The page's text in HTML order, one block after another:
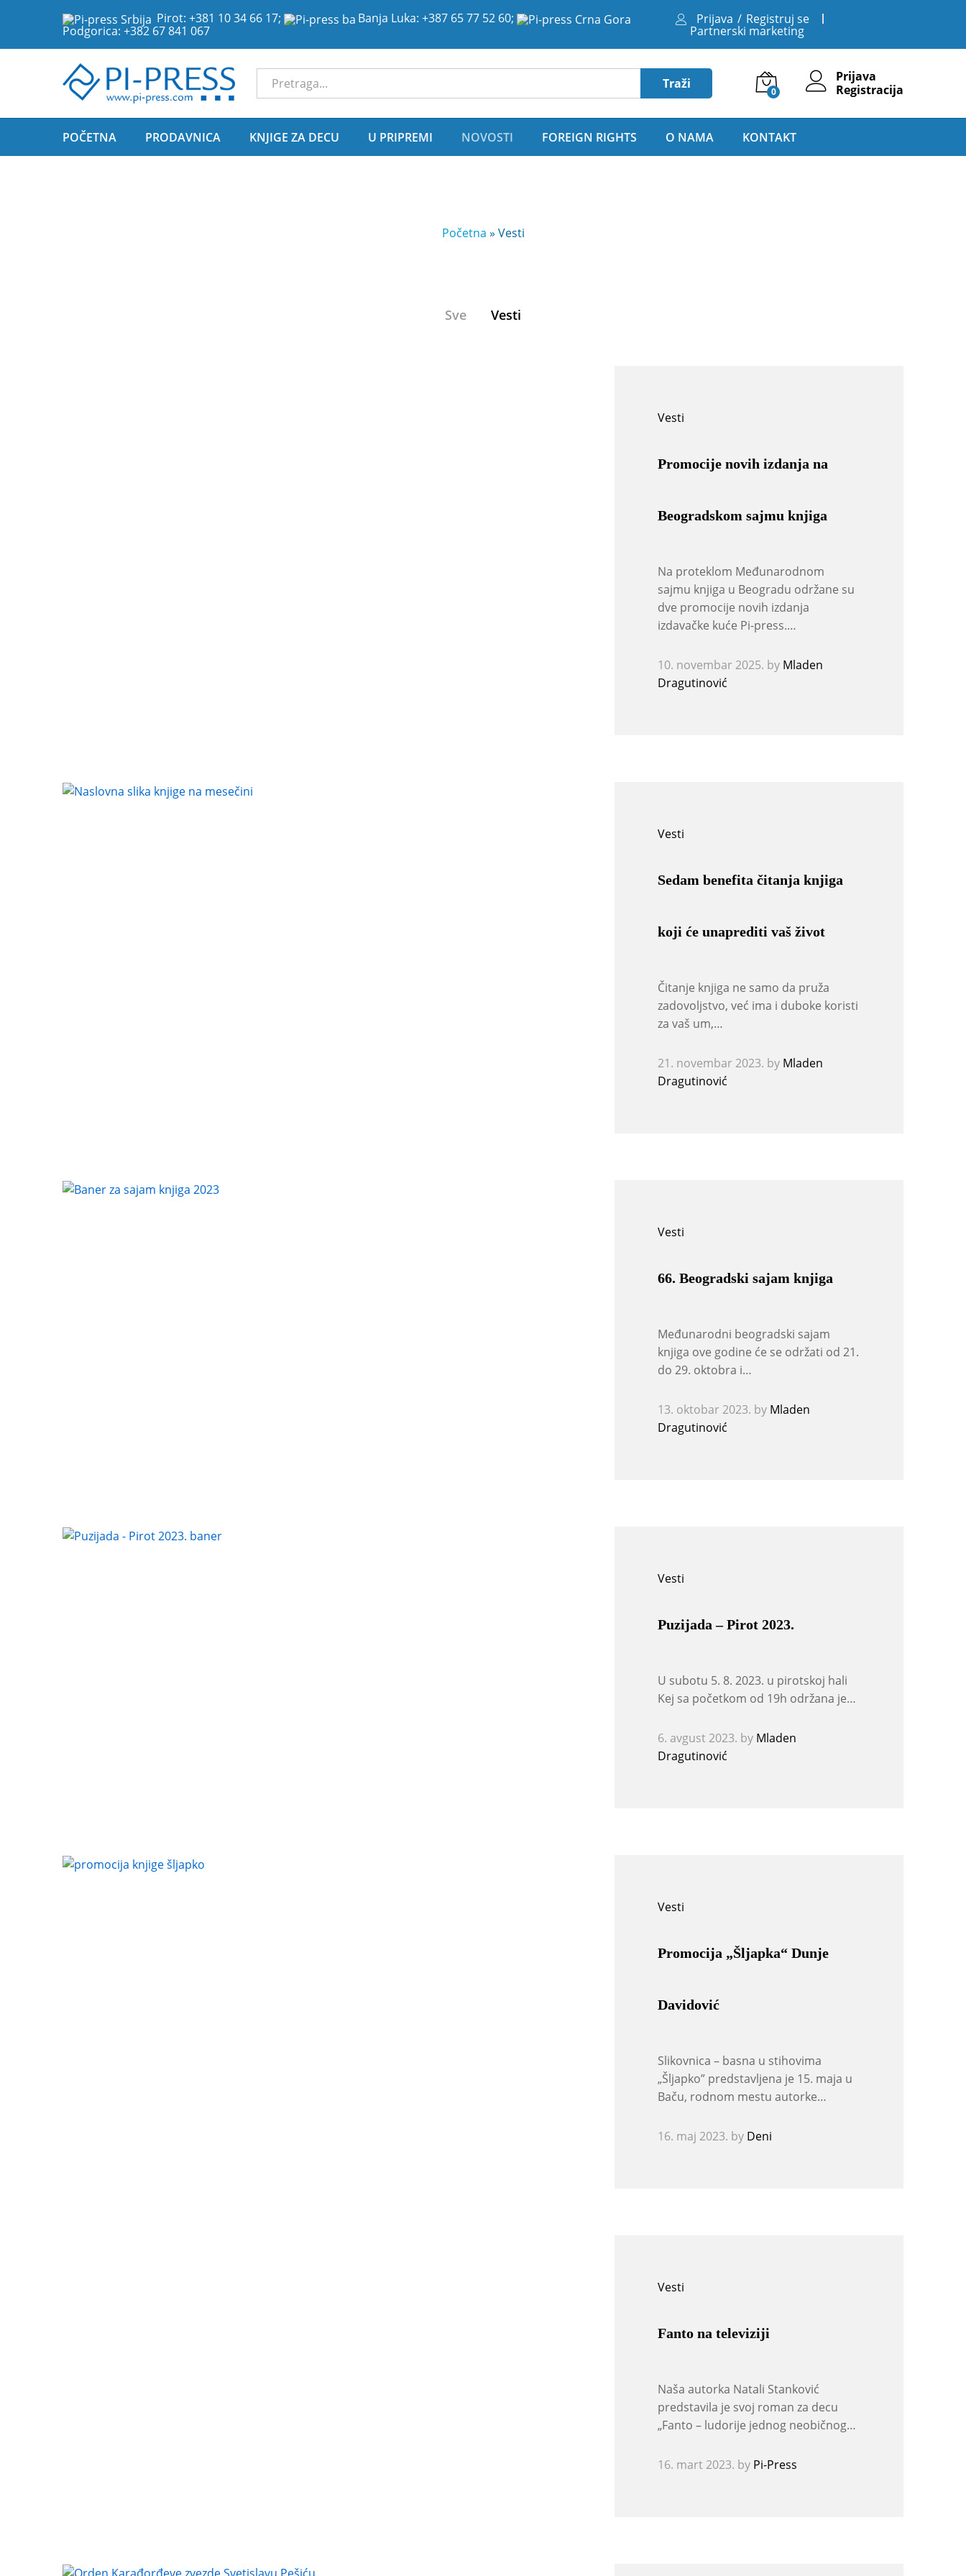
Pirot: +381 10 34 66 17; Banja Luka: +387 65 77 52 60;
Podgorica: +382 67 841 067
Prijava / Registruj se
Partnerski marketing
Sve Kategorije Traži 0
Prijava
Registracija
POČETNA PRODAVNICA KNJIGE ZA DECU U PRIPREMI NOVOSTI FOREIGN RIGHTS O NAMA KONTAKT
Početna » Vesti
Sve Vesti
Vesti
Promocije novih izdanja na
Beogradskom sajmu knjiga
Na proteklom Međunarodnom
sajmu knjiga u Beogradu održane su
dve promocije novih izdanja
izdavačke kuće Pi-press.…
10. novembar 2025. by Mladen
Dragutinović
Vesti
Sedam benefita čitanja knjiga
koji će unaprediti vaš život
Čitanje knjiga ne samo da pruža
zadovoljstvo, već ima i duboke koristi
za vaš um,…
21. novembar 2023. by Mladen
Dragutinović
Vesti
66. Beogradski sajam knjiga
Međunarodni beogradski sajam
knjiga ove godine će se održati od 21.
do 29. oktobra i…
13. oktobar 2023. by Mladen
Dragutinović
Vesti
Puzijada – Pirot 2023.
U subotu 5. 8. 2023. u pirotskoj hali
Kej sa početkom od 19h održana je…
6. avgust 2023. by Mladen
Dragutinović
Vesti
Promocija „Šljapka“ Dunje
Davidović
Slikovnica – basna u stihovima
„Šljapko” predstavljena je 15. maja u
Baču, rodnom mestu autorke…
16. maj 2023. by Deni
Vesti
Fanto na televiziji
Naša autorka Natali Stanković
predstavila je svoj roman za decu
„Fanto – ludorije jednog neobičnog…
16. mart 2023. by Pi-Press